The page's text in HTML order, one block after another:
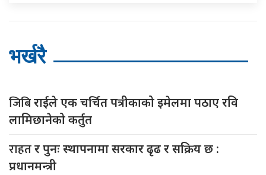
भर्खरै
जिबिराईले एक चर्चित पत्रीकाको इमेलमा पठाए रवि
लामिछानेको कर्तुत
राहतर पुनः स्थापनामा सरकार ढृढ र सक्रिय छ :
प्रधानमन्त्री